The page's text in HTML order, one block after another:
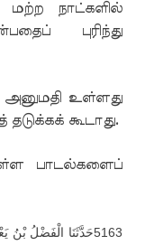
மற்ற நாட்களில்
புரிந்து
அனுமதி உள்ளது
கூடாது.
பாடல்களைப்
5163حَدَّثَنَا الْفَضْلُ بْنُ